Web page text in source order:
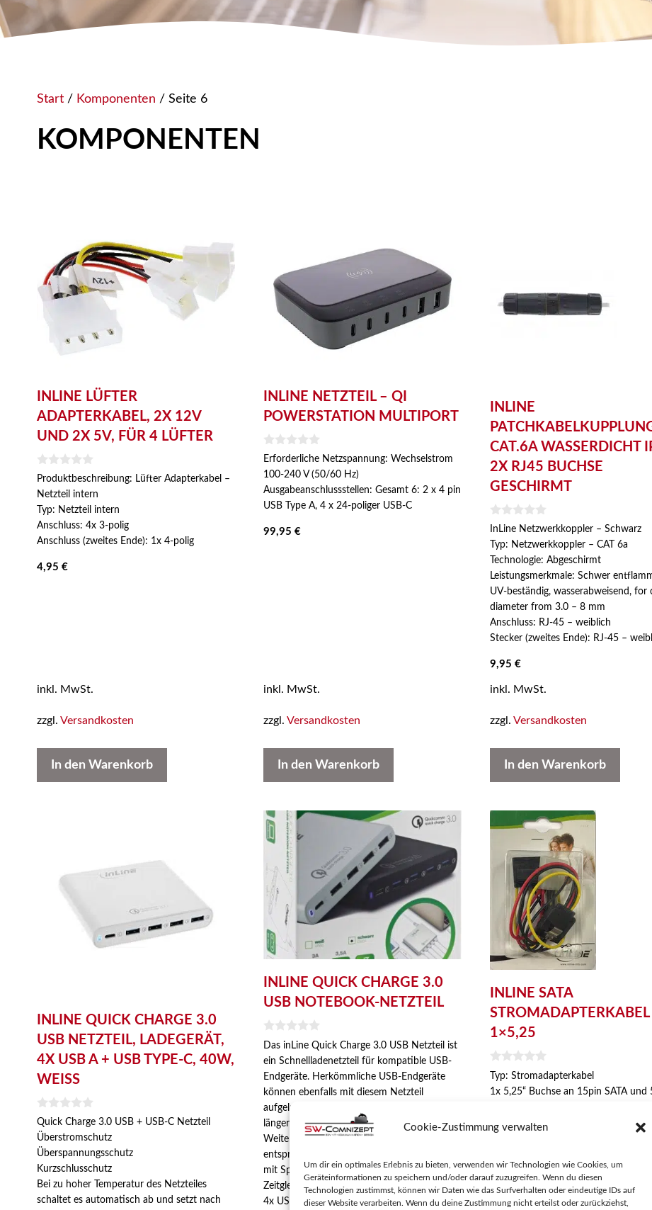
Cookie-Zustimmung verwalten
Um dir ein optimales Erlebnis zu bieten, verwenden wir Technologien wie Cookies, um
Geräteinformationen zu speichern und/oder darauf zuzugreifen. Wenn du diesen
Technologien zustimmst, können wir Daten wie das Surfverhalten oder eindeutige IDs auf
dieser Website verarbeiten. Wenn du deine Zustimmung nicht erteilst oder zurückziehst,
Start / Komponenten / Seite 6
KOMPONENTEN
INLINE LÜFTER
ADAPTERKABEL, 2X 12V
UND 2X 5V, FÜR 4 LÜFTER
0
v
o
n
Produktbeschreibung: Lüfter Adapterkabel –
Netzteil intern
Typ: Netzteil intern
Anschluss: 4x 3-polig
Anschluss (zweites Ende): 1x 4-polig
4,95 €
inkl. MwSt.
zzgl. Versandkosten
In den Warenkorb
INLINE NETZTEIL – QI
POWERSTATION MULTIPORT
0
v
o
n
Erforderliche Netzspannung: Wechselstrom
100-240 V (50/60 Hz)
Ausgabeanschlussstellen: Gesamt 6: 2 x 4 pin
USB Type A, 4 x 24-poliger USB-C
99,95 €
inkl. MwSt.
zzgl. Versandkosten
In den Warenkorb
INLINE
CAT.6A WASSERDICHT
2X RJ45 BUCHSE
GESCHIRMT
0
v
o
n
InLine Netzwerkkoppler – Schwarz
Typ: Netzwerkkoppler – CAT 6a
Technologie: Abgeschirmt
Leistungsmerkmale: Schwer
UV-beständig, wasserabweisend, for
diameter from 3.0 – 8 mm
Anschluss: RJ-45 – weiblich
Stecker (zweites Ende): RJ-45 –
9,95 €
inkl. MwSt.
zzgl. Versandkosten
In den Warenkorb
INLINE QUICK CHARGE 3.0
USB NETZTEIL, LADEGERÄT,
4X USB A + USB TYPE-C, 40W,
WEISS
0
v
o
n
Quick Charge 3.0 USB + USB-C Netzteil
Überstromschutz
Überspannungsschutz
Kurzschlusschutz
Bei zu hoher Temperatur des Netzteiles
schaltet es automatisch ab und setzt nach
INLINE QUICK CHARGE 3.0
USB NOTEBOOK-NETZTEIL
0
v
o
n
Das inLine Quick Charge 3.0 USB Netzteil ist
ein Schnellladenetzteil für kompatible USB-
Endgeräte. Herkömmliche USB-Endgeräte
können ebenfalls mit diesem Netzteil
aufgeladen werden, benötigen allerdings
länger bis sie vollständig geladen sind.
Weiterhin können Notebooks mit dem
entsprechenden Stromstecker geladen und
mit Spannung versorgt werden.
Zeitgleiches Laden mehrerer Geräte möglich:
4x USB-A, 1x USB Typ-C.
INLINE SATA
STROMADAPTERKABEL
1×5,25
0
v
o
Typ: Stromadapterkabel
1x 5,25“ Buchse an 15pin SATA und
Kabellänge: 15cm